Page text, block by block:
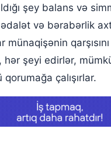
şey balans və
və bərabərlik
münaqişənin
hər şeyi edirlər,
çalışırlar.